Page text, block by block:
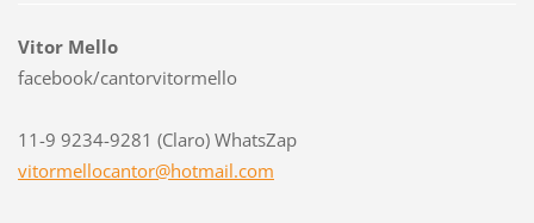
Vitor Mello
facebook/cantorvitormello
11-9 9234-9281 (Claro) WhatsZap
vitormellocantor@hotmail.com